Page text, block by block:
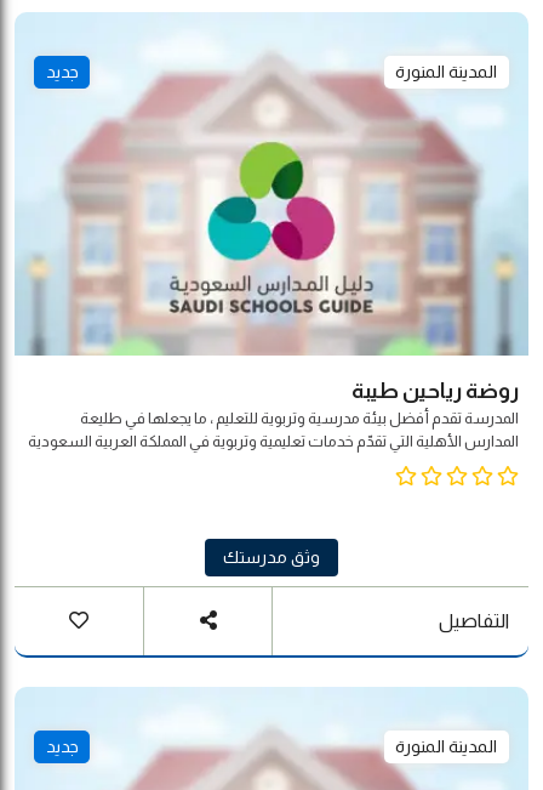
المدينة المنورة جديد
روضة رياحين طيبة
المدرسة تقدم أفضل بيئة مدرسية وتربوية للتعليم ، ما يجعلها في طليعة
المدارس الأهلية التي تقدّم خدمات تعليمية وتربوية في المملكة العربية السعودية
. وتمتاز المدارس بموقعها الاستراتيجي
وثق مدرستك
التفاصيل
المدينة المنورة جديد